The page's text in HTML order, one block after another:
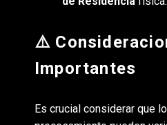
⚠️
Importantes
Es crucial considerar que